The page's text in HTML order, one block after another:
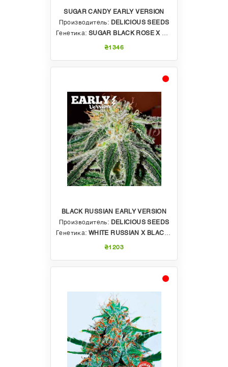
SUGAR CANDY EARLY VERSION
Производитель: DELICIOUS SEEDS
Генетика: SUGAR BLACK ROSE X CARAMELO X RUDERALIS
₴1346
BLACK RUSSIAN EARLY VERSION
Производитель: DELICIOUS SEEDS
Генетика: WHITE RUSSIAN X BLACK DOMINA X РУДЕРАЛИС
₴1203